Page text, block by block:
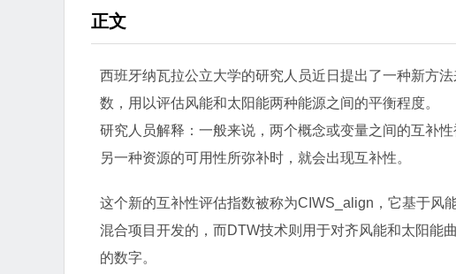
正文
西班牙纳瓦拉公立大学的研究人员近日提出了一种新方
数，用以评估风能和太阳能两种能源之间的平衡程度。
研究人员解释：一般来说，两个概念或变量之间的互补
另一种资源的可用性所弥补时，就会出现互补性。
这个新的互补性评估指数被称为CIWS_align，它基于风
混合项目开发的，而DTW技术则用于对齐风能和太阳能
的数字。